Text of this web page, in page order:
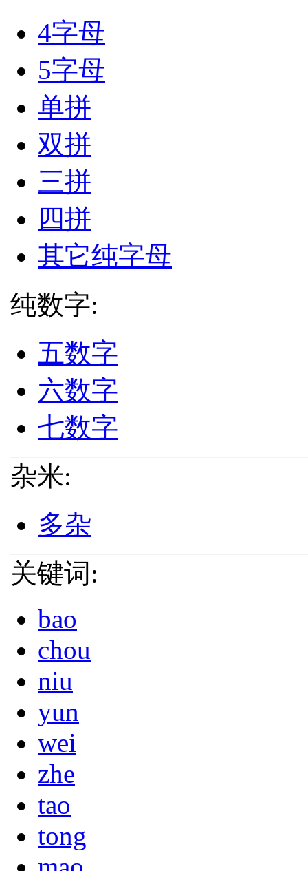
4字母
5字母
单拼
双拼
三拼
四拼
其它纯字母
纯数字:
五数字
六数字
七数字
杂米:
多杂
关键词:
bao
chou
niu
yun
wei
zhe
tao
tong